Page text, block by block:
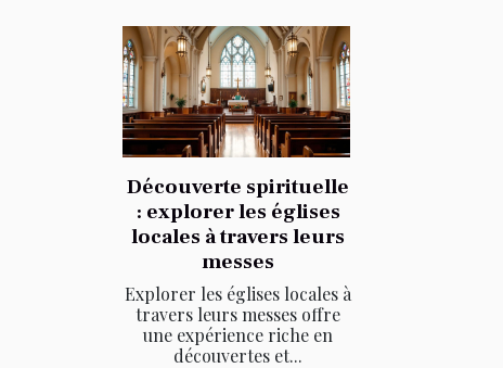
Découverte spirituelle
: explorer les églises
locales à travers leurs
messes
Explorer les églises locales à
travers leurs messes offre
une expérience riche en
découvertes et...